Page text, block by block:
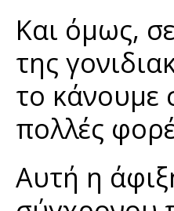
Και όμως,
της
το κάνουμε
πολλές
Αυτή η